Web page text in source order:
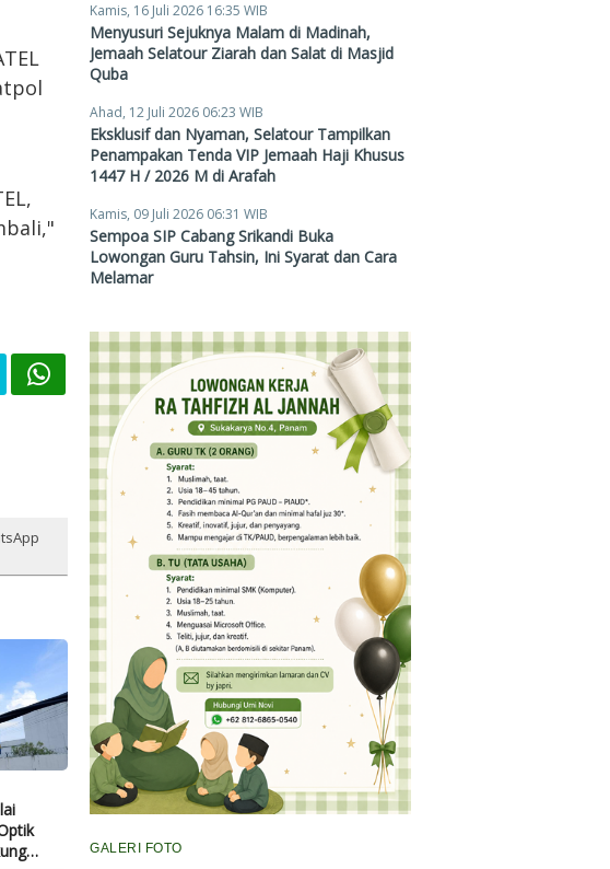
Mulai Rp38,4 Juta
Kamis, 16 Juli 2026 16:35 WIB
Menyusuri Sejuknya Malam di Madinah,
Jemaah Selatour Ziarah dan Salat di Masjid
Quba
Ahad, 12 Juli 2026 06:23 WIB
Eksklusif dan Nyaman, Selatour Tampilkan
Penampakan Tenda VIP Jemaah Haji Khusus
1447 H / 2026 M di Arafah
Kamis, 09 Juli 2026 06:31 WIB
Sempoa SIP Cabang Srikandi Buka
Lowongan Guru Tahsin, Ini Syarat dan Cara
Melamar
GALERI FOTO